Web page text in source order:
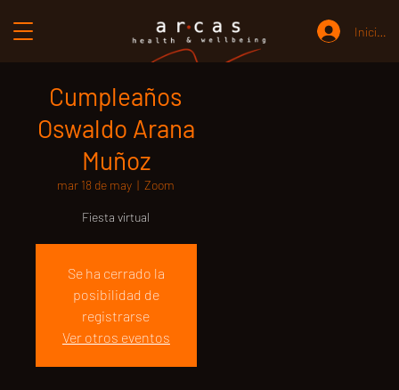
Iniciar
Cumpleaños
Oswaldo Arana
Muñoz
mar 18 de may
  |
Zoom
Fiesta virtual
Se ha cerrado la
posibilidad de
registrarse
Ver otros eventos